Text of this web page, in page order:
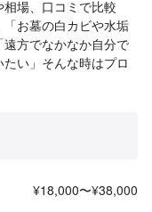
場、口コミで比較
お墓の白カビや水垢
方でなかなか自分で
い」そんな時はプロ
¥18,000〜¥38,000